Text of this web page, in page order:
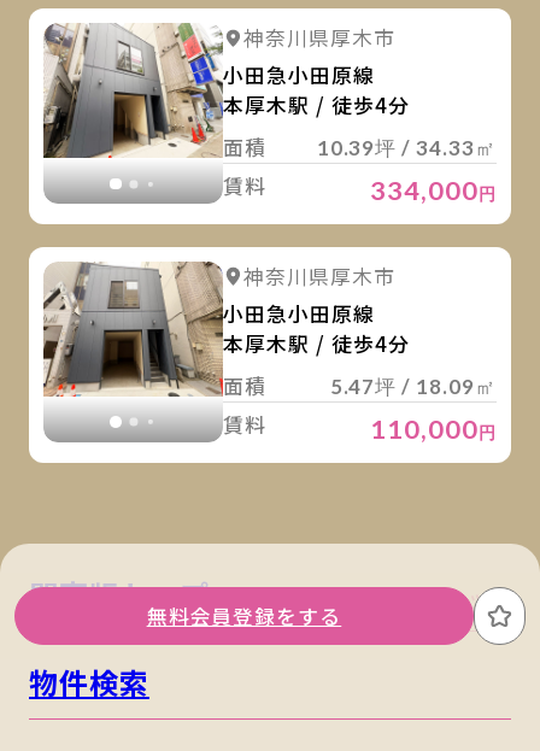
詳細を見る
神奈川県厚木市
小田急小田原線
本厚木駅 / 徒歩4分
面積
10.39坪 / 34.33㎡
賃料 334,000円
詳細を見る
神奈川県厚木市
小田急小田原線
本厚木駅 / 徒歩4分
面積
5.47坪 / 18.09㎡
賃料 110,000円
無料会員登録をする お
関東版トップ 関西版トップ
物件検索